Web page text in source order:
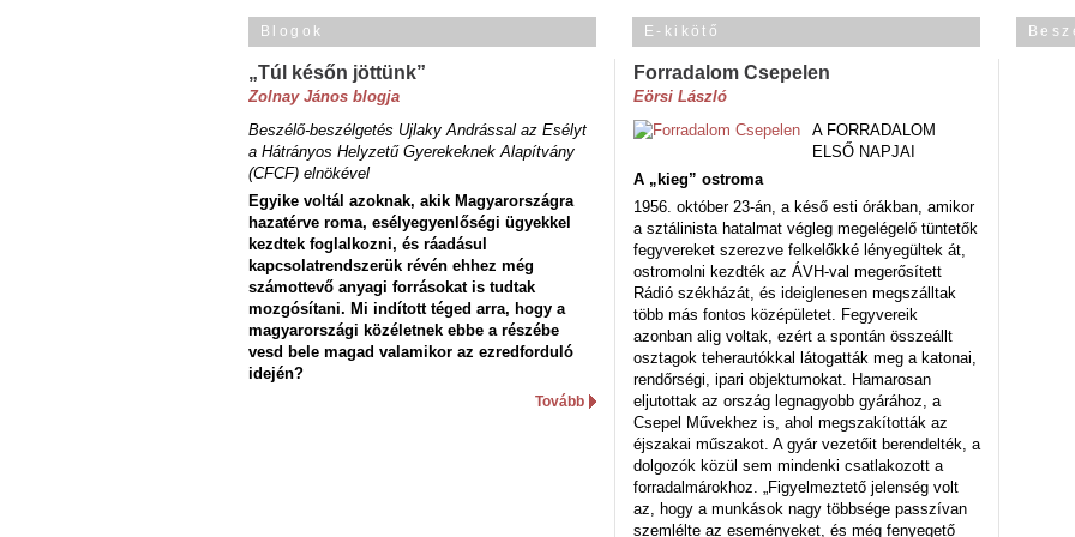
Blogok
„Túl későn jöttünk”
Zolnay János blogja
Beszélő-beszélgetés Ujlaky Andrással az Esélyt
a Hátrányos Helyzetű Gyerekeknek Alapítvány
(CFCF) elnökével
Egyike voltál azoknak, akik Magyarországra
hazatérve roma, esélyegyenlőségi ügyekkel
kezdtek foglalkozni, és ráadásul
kapcsolatrendszerük révén ehhez még
számottevő anyagi forrásokat is tudtak
mozgósítani. Mi indított téged arra, hogy a
magyarországi közéletnek ebbe a részébe
vesd bele magad valamikor az ezredforduló
idején?
Tovább
E-kikötő
Forradalom Csepelen
Eörsi László
A FORRADALOM
ELSŐ NAPJAI
A „kieg” ostroma
1956. október 23-án, a késő esti órákban, amikor
a sztálinista hatalmat végleg megelégelő tüntetők
fegyvereket szerezve felkelőkké lényegültek át,
ostromolni kezdték az ÁVH-val megerősített
Rádió székházát, és ideiglenesen megszálltak
több más fontos középületet. Fegyvereik
azonban alig voltak, ezért a spontán összeállt
osztagok teherautókkal látogatták meg a katonai,
rendőrségi, ipari objektumokat. Hamarosan
eljutottak az ország legnagyobb gyárához, a
Csepel Művekhez is, ahol megszakították az
éjszakai műszakot. A gyár vezetőit berendelték, a
dolgozók közül sem mindenki csatlakozott a
forradalmárokhoz. „Figyelmeztető jelenség volt
az, hogy a munkások nagy többsége passzívan
szemlélte az eseményeket, és még fenyegető